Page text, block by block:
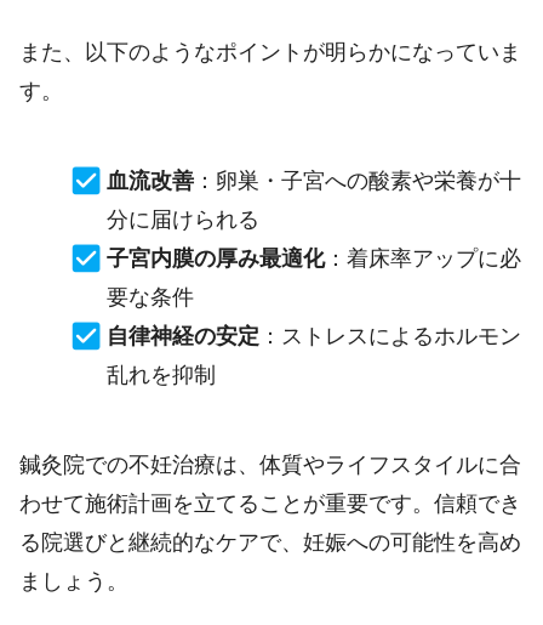
また、以下のようなポイントが明らかになっていま
す。
血流改善：卵巣・子宮への酸素や栄養が十
分に届けられる
子宮内膜の厚み最適化：着床率アップに必
要な条件
自律神経の安定 ：ストレスによるホルモン
乱れを抑制
鍼灸院での不妊治療は、体質やライフスタイルに合
わせて施術計画を立てることが重要です。信頼でき
る院選びと継続的なケアで、妊娠への可能性を高め
ましょう。